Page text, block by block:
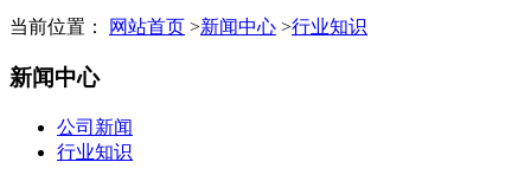
当前位置： 网站首页 >新闻中心 >行业知识
新闻中心
公司新闻
行业知识